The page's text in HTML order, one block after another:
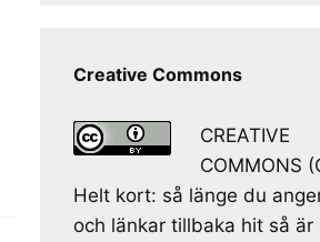
Creative Commons
CREATIVE
COMMONS
Helt kort: så länge du
och länkar tillbaka hit så